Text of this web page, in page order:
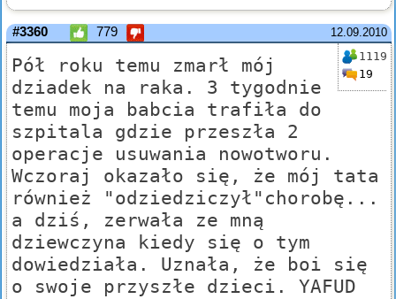
12.09.2010
#3360 779
1119
19
Pół roku temu zmarł mój
dziadek na raka. 3 tygodnie
temu moja babcia trafiła do
szpitala gdzie przeszła 2
operacje usuwania nowotworu.
Wczoraj okazało się, że mój tata
również "odziedziczył"chorobę...
a dziś, zerwała ze mną
dziewczyna kiedy się o tym
dowiedziała. Uznała, że boi się
o swoje przyszłe dzieci. YAFUD